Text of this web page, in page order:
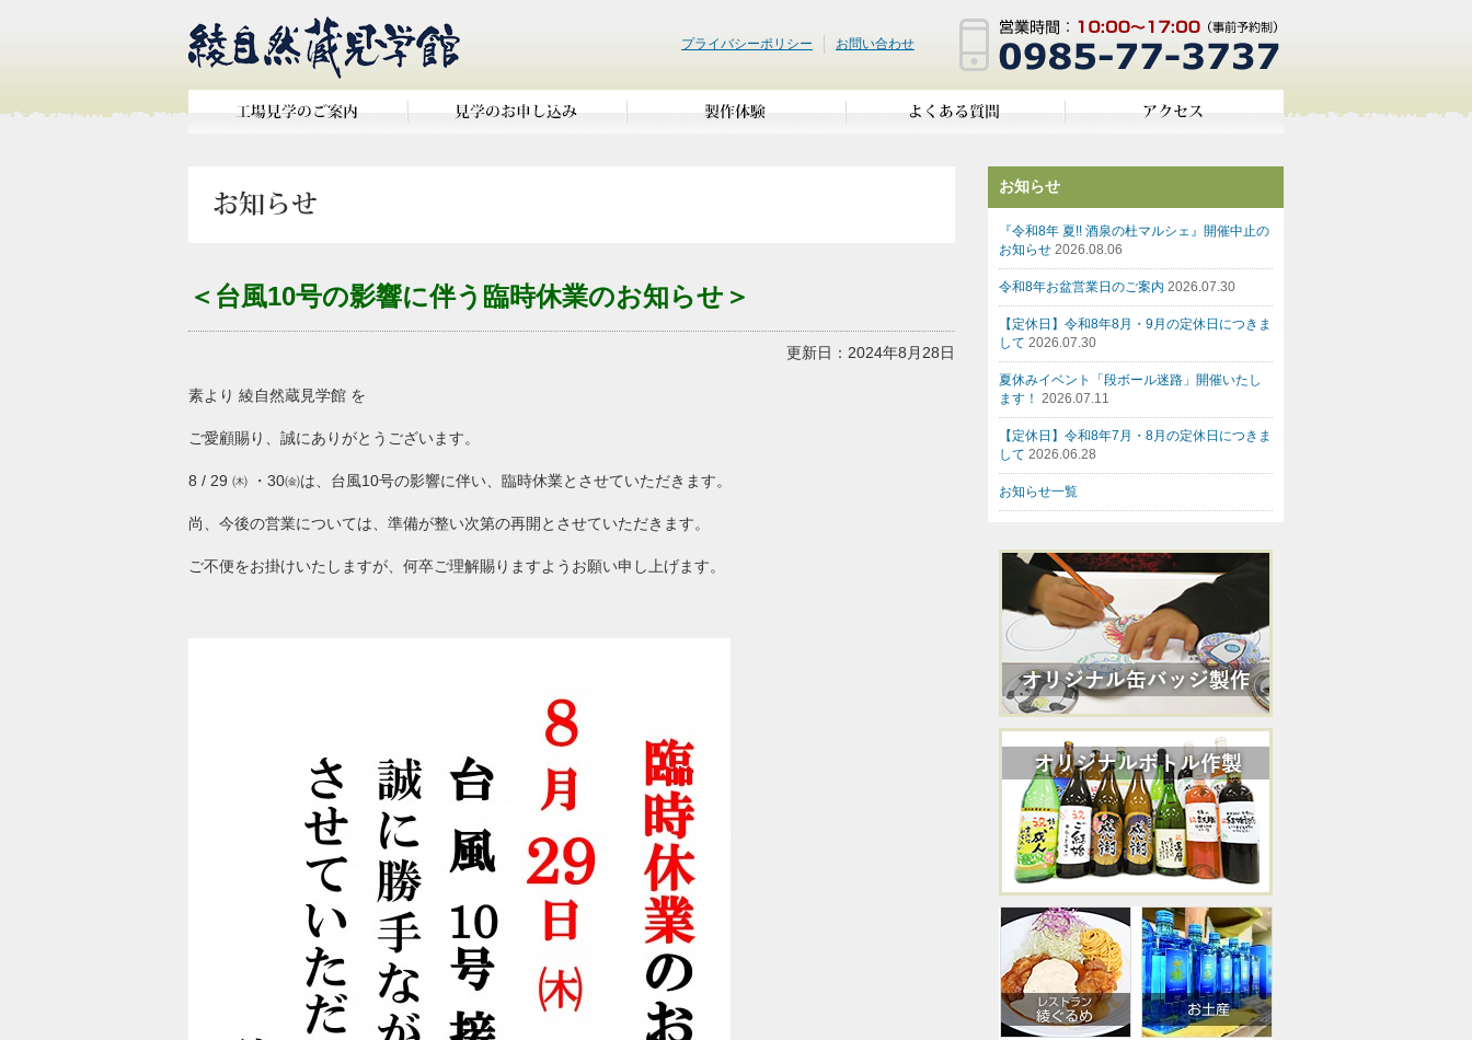
プライバシーポリシー お問い合わせ
＜台風10号の影響に伴う臨時休業のお知らせ＞
更新日：2024年8月28日
素より 綾自然蔵見学館 を
ご愛顧賜り、誠にありがとうございます。
8 / 29 ㈭ ・30㈮は、台風10号の影響に伴い、臨時休業とさせていただきます。
尚、今後の営業については、準備が整い次第の再開とさせていただきます。
ご不便をお掛けいたしますが、何卒ご理解賜りますようお願い申し上げます。
お知らせ
『令和8年 夏!! 酒泉の杜マルシェ』開催中止の
お知らせ 2026.08.06
令和8年お盆営業日のご案内 2026.07.30
【定休日】令和8年8月・9月の定休日につきま
して 2026.07.30
夏休みイベント「段ボール迷路」開催いたし
ます！ 2026.07.11
【定休日】令和8年7月・8月の定休日につきま
して 2026.06.28
お知らせ一覧